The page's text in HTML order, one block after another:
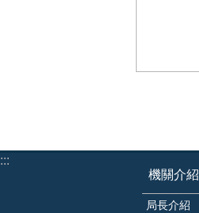
:::
機關介紹
局長介紹